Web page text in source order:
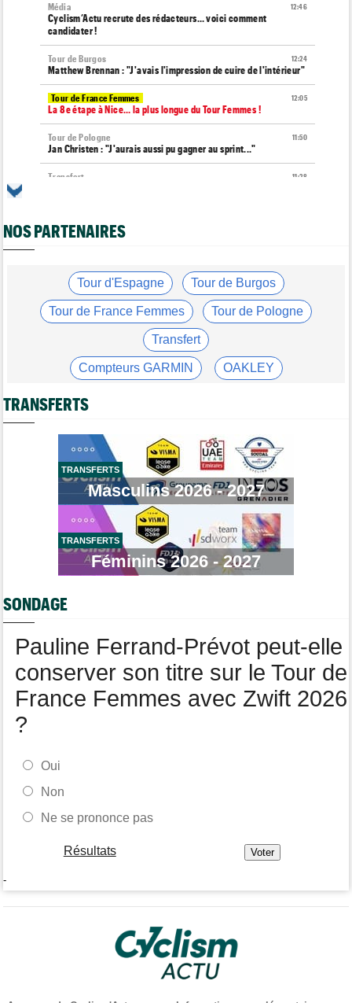
12:46
Média
Cyclism’Actu recrute des rédacteurs… voici comment
candidater !
12:24
Tour de Burgos
Matthew Brennan : "J'avais l'impression de cuire de l'intérieur"
12:05
Tour de France Femmes
La 8e étape à Nice… la plus longue du Tour Femmes !
11:50
Tour de Pologne
Jan Christen : "J'aurais aussi pu gagner au sprint..."
11:28
Transfert
Tour de France Femmes
Demi Vollering : "J'aurais dû essayer plus tôt..."
Émilien Jacquelin va faire ses grands débuts en compétition le
16 août !
10:33
Reusser : "On s'est trop regardées... tellement stupide"
Robert Gesink : "Le cyclisme moderne est beaucoup plus
propre..."
Tour de France Femmes
Tour de France Femmes
Kasia Niewiadoma : "Je ressens juste une immense gratitude"
Championnats du Monde
Voici la sélection française pour les Championnats du monde
Joe Blackmore devrait rejoindre une armada du WorldTour
Romain Bardet hospitalisé après une chute dans la descente du
NOS PARTENAIRES
Tour d'Espagne Tour de Burgos
Tour de France Femmes Tour de Pologne
Transfert
Compteurs GARMIN OAKLEY
Gants chauffants vélo
Brassard Fréquence Cardiaque
TRANSFERTS
TRANSFERTS
Masculins 2026 - 2027
TRANSFERTS
Féminins 2026 - 2027
SONDAGE
Pauline Ferrand-Prévot peut-elle
conserver son titre sur le Tour de
France Femmes avec Zwift 2026
?
Oui
Non
Ne se prononce pas
Résultats
-